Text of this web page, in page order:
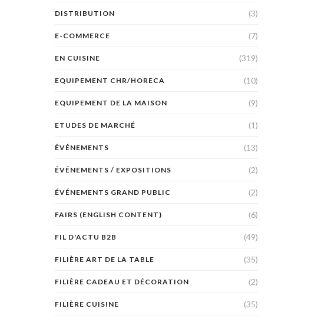
DISTRIBUTION (3)
E-COMMERCE (7)
EN CUISINE (319)
EQUIPEMENT CHR/HORECA (10)
EQUIPEMENT DE LA MAISON (9)
ETUDES DE MARCHÉ (1)
ÉVÉNEMENTS (13)
ÉVÉNEMENTS / EXPOSITIONS (2)
ÉVÉNEMENTS GRAND PUBLIC (2)
FAIRS (ENGLISH CONTENT) (6)
FIL D'ACTU B2B (49)
FILIÈRE ART DE LA TABLE (35)
FILIÈRE CADEAU ET DÉCORATION (2)
FILIÈRE CUISINE (35)